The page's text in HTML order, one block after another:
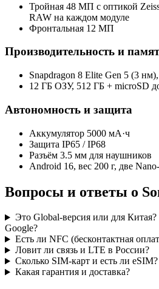
Тройная 48 МП с оптикой
RAW на каждом модуле
Фронтальная 12 МП
Производительность и
Snapdragon 8 Elite Gen 5 (3
12 ГБ ОЗУ, 512 ГБ + microSD
Автономность и защита
Аккумулятор 5000 мА·ч
Защита IP65 / IP68
Разъём 3.5 мм для наушников
Android 16, вес 200 г, две
Вопросы и ответы о
Это Global-версия или для
Google?
Есть ли NFC (бесконтактная
Ловит ли связь и LTE в России?
Сколько SIM-карт и есть ли eSIM?
Какая гарантия и доставка?